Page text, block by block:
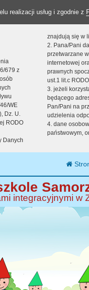
realizacji usług i zgodnie z
679 z
WE
Dz. U.
RODO
Danych
znajdują się w
2. Pana/Pani
przetwarzane
internetowej
prawnych
ust.1 lit.c
3. jeżeli
będącego
Pan/Pani na
udzielenia
4. dane
państwowym,
integracyjnymi w